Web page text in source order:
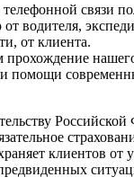
связи
водителя,
от клиента.
прохождение
помощи
клиентов от